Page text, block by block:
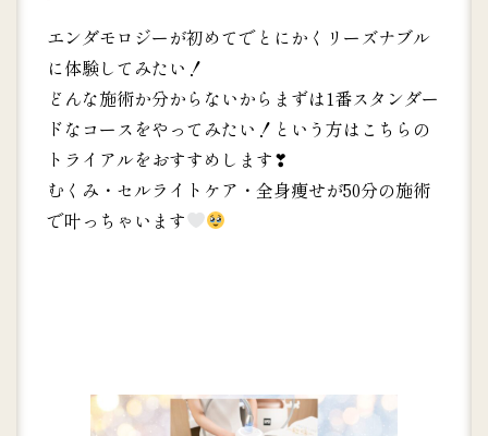
エンダモロジーが初めてでとにかくリーズナブル
に体験してみたい！
どんな施術か分からないからまずは1番スタンダー
ドなコースをやってみたい！という方はこちらの
トライアルをおすすめします❣
むくみ・セルライトケア・全身痩せが50分の施術
で叶っちゃいます